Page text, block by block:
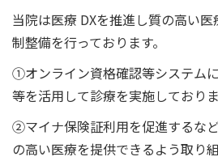
当院は医療 DXを推進し質の高い
制整備を行っております。
①オンライン資格確認等システム
等を活用して診療を実施しておりま
②マイナ保険証利用を促進するな
の高い医療を提供できるよう取り組